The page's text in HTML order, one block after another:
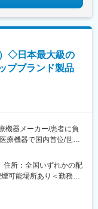
◇日本最大級の
プブランド製品
機器メーカー/患者に負
療機器で国内首位/世界
社のインターベンショ
っている製品を提案し
住所：全国いずれかの配
可能場所あり＜勤務地
所：東京都港区虎ノ門
ワー 受動喫煙対策：